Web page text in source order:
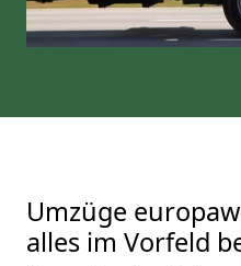
Umzüge
alles im Vorfeld